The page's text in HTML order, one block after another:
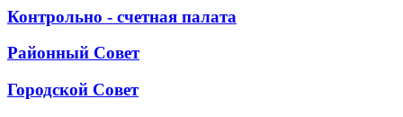
Контрольно - счетная палата
Районный Совет
Городской Совет